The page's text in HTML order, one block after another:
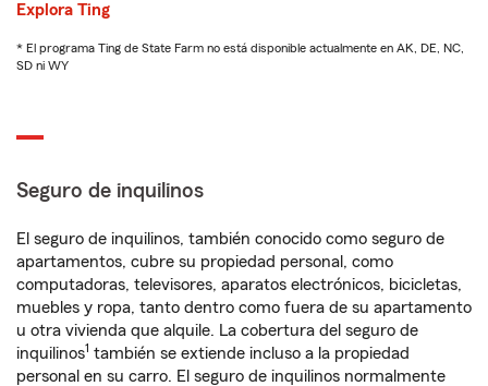
Explora Ting
* El programa Ting de State Farm no está disponible actualmente en AK, DE, NC,
SD ni WY
Seguro de inquilinos
El seguro de inquilinos, también conocido como seguro de
apartamentos, cubre su propiedad personal, como
computadoras, televisores, aparatos electrónicos, bicicletas,
muebles y ropa, tanto dentro como fuera de su apartamento
u otra vivienda que alquile. La cobertura del seguro de
inquilinos1 también se extiende incluso a la propiedad
personal en su carro. El seguro de inquilinos normalmente